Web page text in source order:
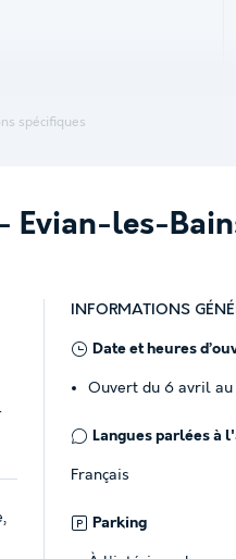
spécifiques
Evian-les-
INFORMATIONS
Date et heures
Ouvert du 6 avril au
Langues parlées à
Français
Parking